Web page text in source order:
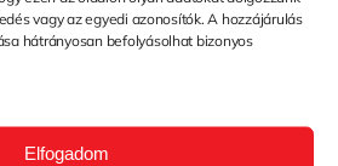
vagy az egyedi azonosítók. A hozzájárulás
hátrányosan befolyásolhat bizonyos
Elfogadom